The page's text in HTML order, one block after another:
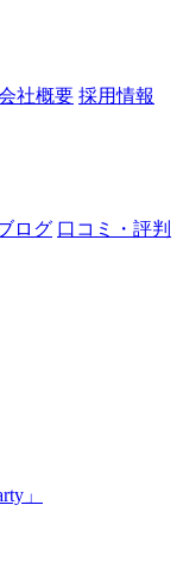
社概要 採用情報
ログ 口コミ・評判
」